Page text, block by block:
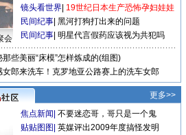
会
镜头看世界 19世纪日本生产恐怖孕妇娃娃
民间纪事 黑河打狗打出来的问题
民间纪事 明星代言假药应该视为共犯吗
那些美丽“床模”怎样炼成的(组图)
女郎来洗车！克罗地亚公路赛上的洗车女郎
更多>>
焦点新闻 不要迷恋哥，哥只是一个鬼
贴贴图图 英媒评出2009年度搞怪发明